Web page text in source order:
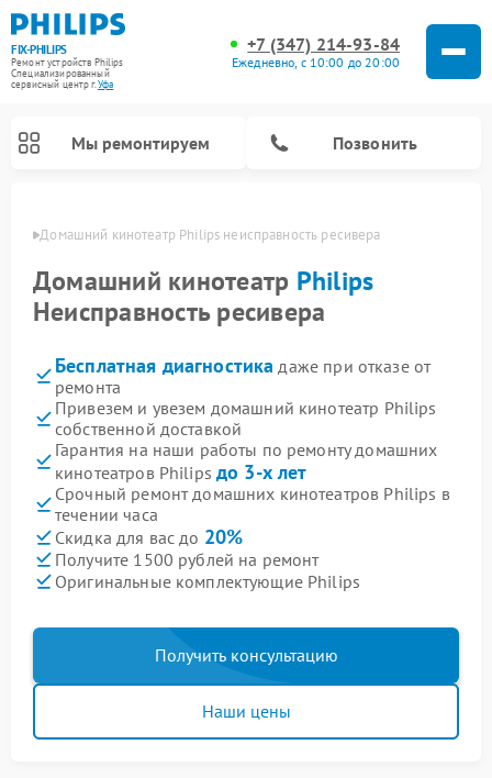
FIX-PHILIPS
Ремонт устройств Philips
Специализированный
cервисный центр г.Уфа
+7 (347) 214-93-84
Ежедневно, с 10:00 до 20:00
Мы ремонтируем Позвонить
Уфе Домашний кинотеатр Philips неисправность ресивера
Домашний кинотеатр Philips
Неисправность ресивера
Бесплатная диагностика даже при отказе от
ремонта
Привезем и увезем домашний кинотеатр Philips
собственной доставкой
Гарантия на наши работы по ремонту домашних
кинотеатров Philipsдо 3-х лет
Срочный ремонт домашних кинотеатров Philips в
течении часа
Скидка для вас до 20%
Получите 1500 рублей на ремонт
Оригинальные комплектующие Philips
Получить консультацию
Наши цены